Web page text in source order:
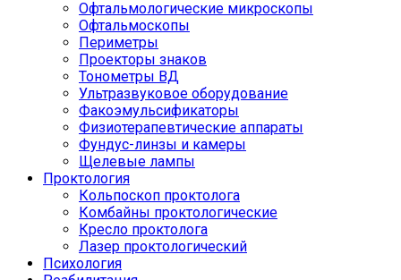
Офтальмологические микроскопы
Офтальмоскопы
Периметры
Проекторы знаков
Тонометры ВД
Ультразвуковое оборудование
Факоэмульсификаторы
Физиотерапевтические аппараты
Фундус-линзы и камеры
Щелевые лампы
Проктология
Кольпоскоп проктолога
Комбайны проктологические
Кресло проктолога
Лазер проктологический
Психология